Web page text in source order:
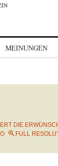
MEINUNGEN
DIE
FULL